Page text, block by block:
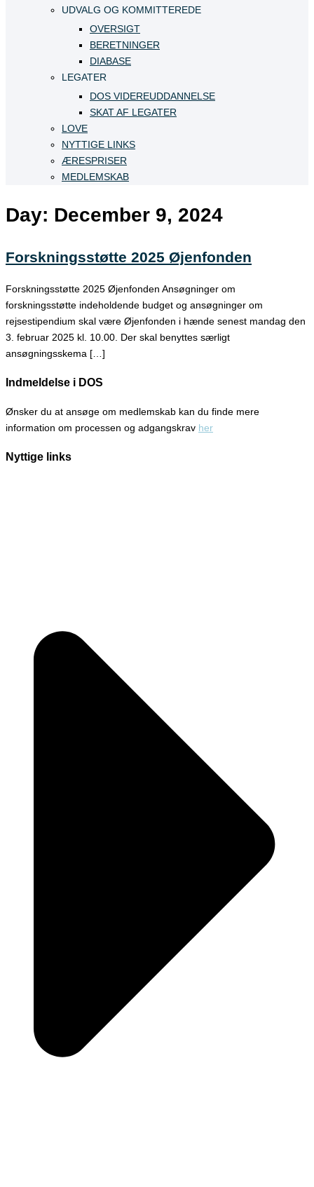
UDVALG OG KOMMITTEREDE
OVERSIGT
BERETNINGER
DIABASE
LEGATER
DOS VIDEREUDDANNELSE
SKAT AF LEGATER
LOVE
NYTTIGE LINKS
ÆRESPRISER
MEDLEMSKAB
Day: December 9, 2024
Forskningsstøtte 2025 Øjenfonden
Forskningsstøtte 2025 Øjenfonden Ansøgninger om
forskningsstøtte indeholdende budget og ansøgninger om
rejsestipendium skal være Øjenfonden i hænde senest mandag den
3. februar 2025 kl. 10.00. Der skal benyttes særligt
ansøgningsskema […]
Indmeldelse i DOS
Ønsker du at ansøge om medlemskab kan du finde mere
information om processen og adgangskrav her
Nyttige links